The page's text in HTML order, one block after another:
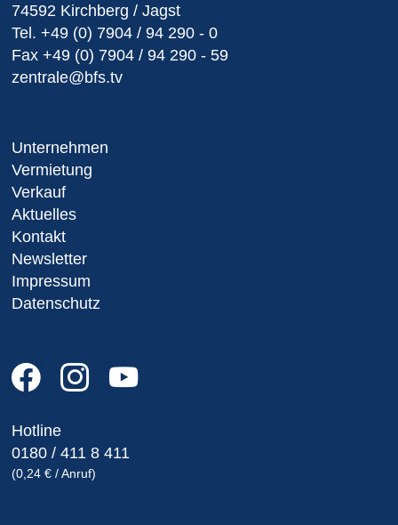
74592 Kirchberg / Jagst
Tel. +49 (0) 7904 / 94 290 - 0
Fax +49 (0) 7904 / 94 290 - 59
zentrale@bfs.tv
Unternehmen
Vermietung
Verkauf
Aktuelles
Kontakt
Newsletter
Impressum
Datenschutz
Hotline
0180 / 411 8 411
(0,24 € / Anruf)